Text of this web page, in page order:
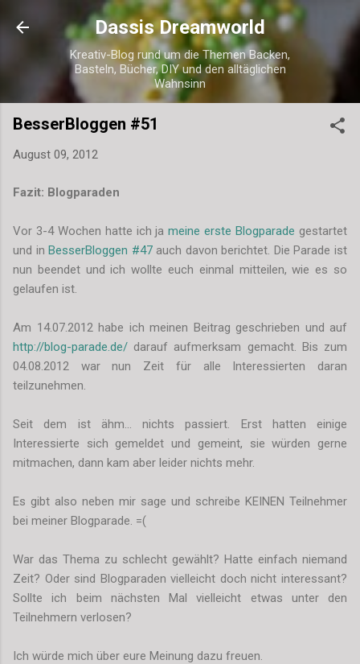
Direkt zum Hauptbereich
Dassis Dreamworld
Kreativ-Blog rund um die Themen Backen,
Basteln, Bücher, DIY und den alltäglichen
Wahnsinn
BesserBloggen #51
August 09, 2012
Fazit: Blogparaden
Vor 3-4 Wochen hatte ich jameine erste Blogparade gestartet
und inBesserBloggen #47auch davon berichtet. Die Parade ist
nun beendet und ich wollte euch einmal mitteilen, wie es so
gelaufen ist.
Am 14.07.2012 habe ich meinen Beitrag geschrieben und auf
http://blog-parade.de/ darauf aufmerksam gemacht. Bis zum
04.08.2012 war nun Zeit für alle Interessierten daran
teilzunehmen.
Seit dem ist ähm... nichts passiert. Erst hatten einige
Interessierte sich gemeldet und gemeint, sie würden gerne
mitmachen, dann kam aber leider nichts mehr.
Es gibt also neben mir sage und schreibe KEINEN Teilnehmer
bei meiner Blogparade. =(
War das Thema zu schlecht gewählt? Hatte einfach niemand
Zeit? Oder sind Blogparaden vielleicht doch nicht interessant?
Sollte ich beim nächsten Mal vielleicht etwas unter den
Teilnehmern verlosen?
Ich würde mich über eure Meinung dazu freuen.